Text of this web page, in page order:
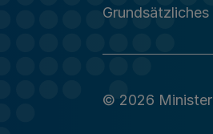
Grundsätzliches
© 2026